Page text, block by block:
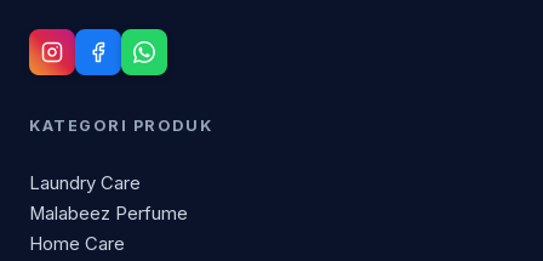
KATEGORI PRODUK
Laundry Care
Malabeez Perfume
Home Care